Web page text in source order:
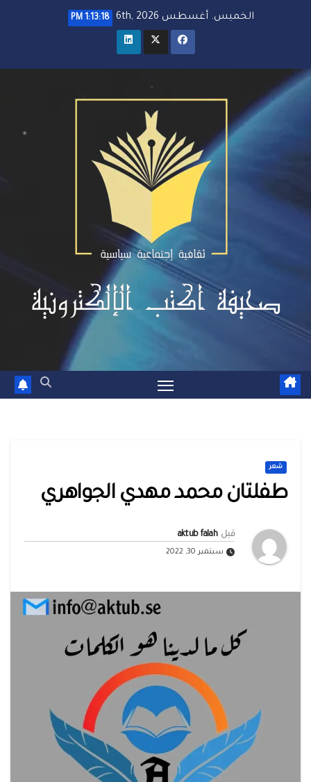
الخميس. أغسطس 6th, 2026 1:13:20 PM
شعر
طفلتان محمد مهدي الجواهري
قبل aktub falah
سبتمبر 30, 2022